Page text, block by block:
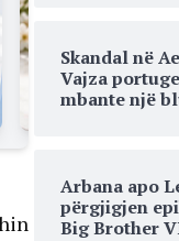
Skandal në
Vajza
mbante një
Arbana apo
përgjigjen
Big Brother